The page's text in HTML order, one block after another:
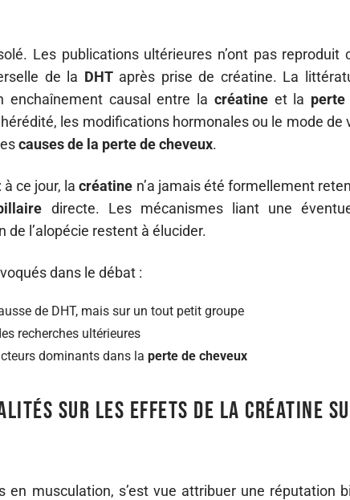
Les publications ultérieures n’ont pas reproduit
de la DHTaprès prise de créatine. La
enchaînement causal entre la créatineet la perte
les modifications hormonales ou le mode de
causes de la perte de cheveux.
à ce jour, lacréatine n’a jamais été formellement
directe. Les mécanismes liant une
l’alopécie restent à élucider.
dans le débat :
de DHT, mais sur un tout petit groupe
recherches ultérieures
dominants dans la perte de cheveux
sur les effets de la créatine
en musculation, s’est vue attribuer une réputation